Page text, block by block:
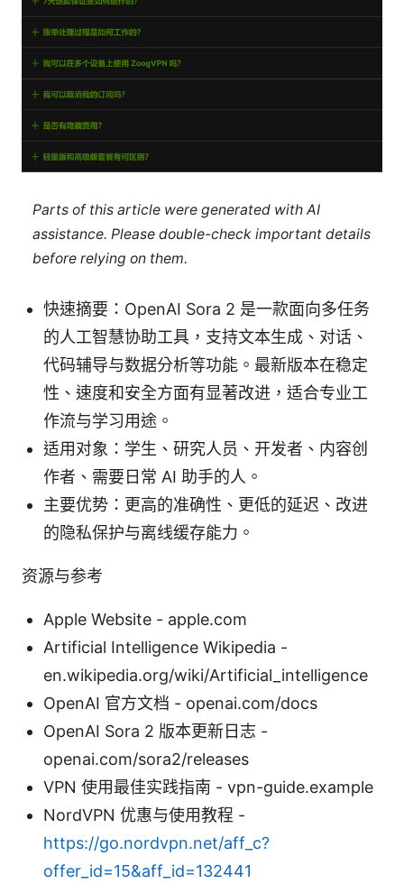
Parts of this article were generated with AI
assistance. Please double-check important details
before relying on them.
快速摘要：OpenAI Sora 2 是一款面向多任务
的人工智慧协助工具，支持文本生成、对话、
代码辅导与数据分析等功能。最新版本在稳定
性、速度和安全方面有显著改进，适合专业工
作流与学习用途。
适用对象：学生、研究人员、开发者、内容创
作者、需要日常 AI 助手的人。
主要优势：更高的准确性、更低的延迟、改进
的隐私保护与离线缓存能力。
资源与参考
Apple Website - apple.com
Artificial Intelligence Wikipedia -
en.wikipedia.org/wiki/Artificial_intelligence
OpenAI 官方文档 - openai.com/docs
OpenAI Sora 2 版本更新日志 -
openai.com/sora2/releases
VPN 使用最佳实践指南 - vpn-guide.example
NordVPN 优惠与使用教程 -
https://go.nordvpn.net/aff_c?
offer_id=15&aff_id=132441